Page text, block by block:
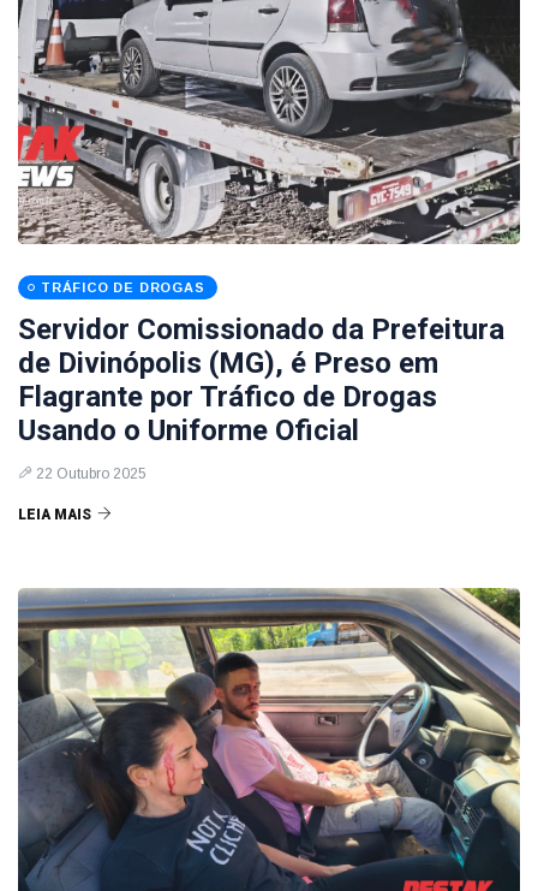
TRÁFICO DE DROGAS
Servidor Comissionado da Prefeitura
de Divinópolis (MG), é Preso em
Flagrante por Tráfico de Drogas
Usando o Uniforme Oficial
22 Outubro 2025
LEIA MAIS